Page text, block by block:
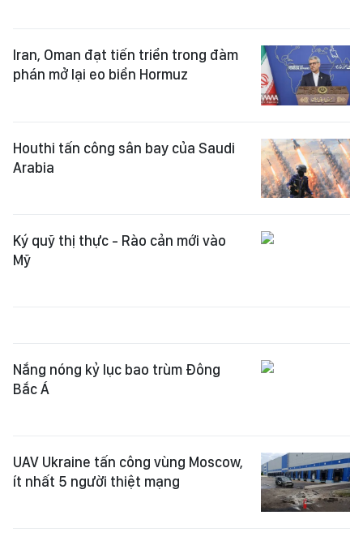
Iran, Oman đạt tiến triển trong đàm
phán mở lại eo biển Hormuz
Houthi tấn công sân bay của Saudi
Arabia
Ký quỹ thị thực - Rào cản mới vào
Mỹ
Nắng nóng kỷ lục bao trùm Đông
Bắc Á
UAV Ukraine tấn công vùng Moscow,
ít nhất 5 người thiệt mạng